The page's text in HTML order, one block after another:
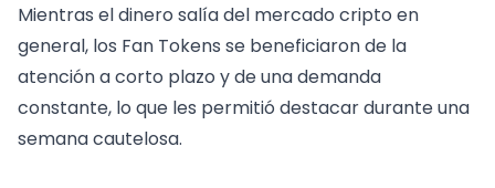
Mientras el dinero salía del mercado cripto en
general, los Fan Tokens se beneficiaron de la
atención a corto plazo y de una demanda
constante, lo que les permitió destacar durante una
semana cautelosa.